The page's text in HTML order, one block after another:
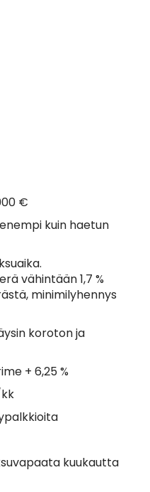
€
kuin haetun
vähintään 1,7 %
minimilyhennys
koroton ja
+ 6,25 %
kuukautta